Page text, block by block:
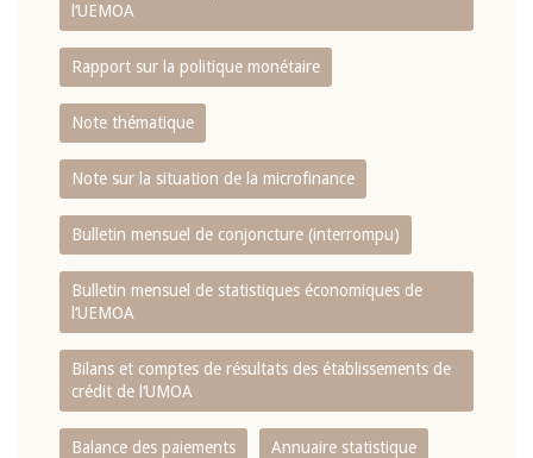
l‘UEMOA
Rapport sur la politique monétaire
Note thématique
Note sur la situation de la microfinance
Bulletin mensuel de conjoncture (interrompu)
Bulletin mensuel de statistiques économiques de
l‘UEMOA
Bilans et comptes de résultats des établissements de
crédit de l‘UMOA
Balance des paiements Annuaire statistique